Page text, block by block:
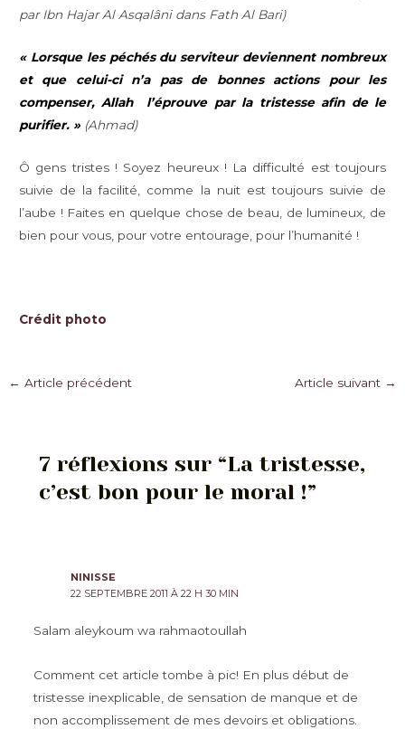
par Ibn Hajar Al Asqalâni dans Fath Al Bari)
« Lorsque les péchés du serviteur deviennent nombreux
et que celui-ci n’a pas de bonnes actions pour les
compenser, Allah l’éprouve par la tristesse afin de le
purifier. » (Ahmad)
Ô gens tristes ! Soyez heureux ! La difficulté est toujours
suivie de la facilité, comme la nuit est toujours suivie de
l’aube ! Faites en quelque chose de beau, de lumineux, de
bien pour vous, pour votre entourage, pour l’humanité !
Crédit photo
Navigation
← Article précédent Article suivant →
7 réflexions sur “La tristesse,
c’est bon pour le moral !”
NINISSE
22 SEPTEMBRE 2011 À 22 H 30 MIN
Salam aleykoum wa rahmaotoullah
Comment cet article tombe à pic! En plus début de
tristesse inexplicable, de sensation de manque et de
non accomplissement de mes devoirs et obligations.